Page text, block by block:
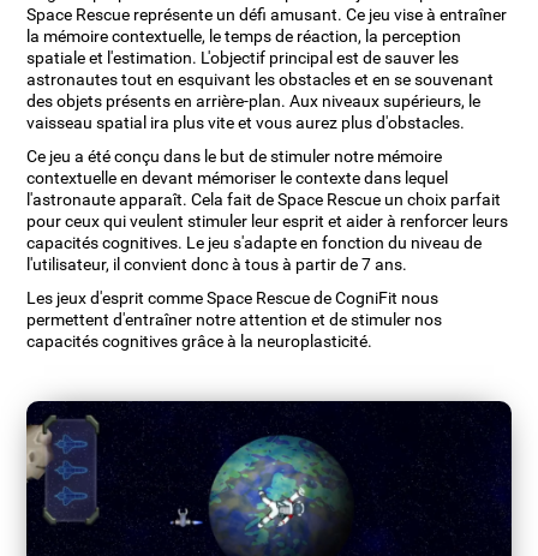
Space Rescue représente un défi amusant. Ce jeu vise à entraîner
la mémoire contextuelle, le temps de réaction, la perception
spatiale et l'estimation. L'objectif principal est de sauver les
astronautes tout en esquivant les obstacles et en se souvenant
des objets présents en arrière-plan. Aux niveaux supérieurs, le
vaisseau spatial ira plus vite et vous aurez plus d'obstacles.
Ce jeu a été conçu dans le but de stimuler notre mémoire
contextuelle en devant mémoriser le contexte dans lequel
l'astronaute apparaît. Cela fait de Space Rescue un choix parfait
pour ceux qui veulent stimuler leur esprit et aider à renforcer leurs
capacités cognitives. Le jeu s'adapte en fonction du niveau de
l'utilisateur, il convient donc à tous à partir de 7 ans.
Les jeux d'esprit comme Space Rescue de CogniFit nous
permettent d'entraîner notre attention et de stimuler nos
capacités cognitives grâce à la neuroplasticité.